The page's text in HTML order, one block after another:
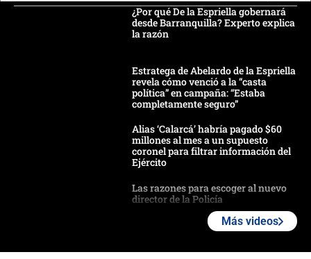
¿Por qué De la Espriella gobernará
desde Barranquilla? Experto explica
la razón
Estratega de Abelardo de la Espriella
revela cómo venció a la “casta
política” en campaña: “Estaba
completamente seguro”
Alias ‘Calarcá’ habría pagado $60
millones al mes a un supuesto
coronel para filtrar información del
Ejército
Las razones para escoger al nuevo
director de la Policía
Más videos